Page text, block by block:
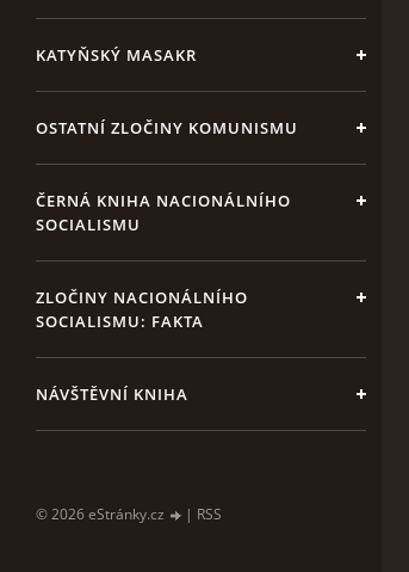
KATYŇSKÝ MASAKR
OSTATNÍ ZLOČINY KOMUNISMU
ČERNÁ KNIHA NACIONÁLNÍHO
SOCIALISMU
ZLOČINY NACIONÁLNÍHO
SOCIALISMU: FAKTA
NÁVŠTĚVNÍ KNIHA
© 2026 eStránky.cz | RSS